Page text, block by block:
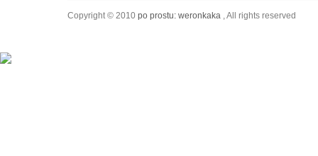
Copyright © 2010 po prostu: weronkaka , All rights reserved